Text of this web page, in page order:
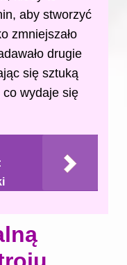
aby stworzyć
zmniejszało
drugie
się sztuką
wydaje się